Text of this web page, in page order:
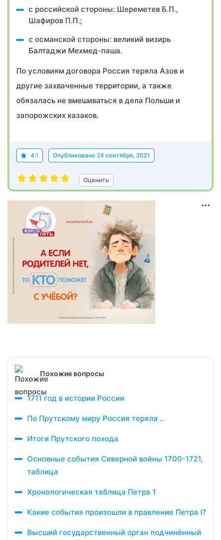
с российской стороны: Шереметев Б.П.,
Шафиров П.П.;
с османской стороны: великий визирь
Балтаджи Мехмед-паша.
По условиям договора Россия теряла Азов и
другие захваченные территории, а также
обязалась не вмешиваться в дела Польши и
запорожских казаков.
4.1 Опубликовано 24 сентября, 2021
Оценить
Похожие вопросы
1711 год в истории России
По Прутскому миру Россия теряла ..
Итоги Прутского похода
Основные события Северной войны 1700-1721,
таблица
Хронологическая таблица Петра 1
Какие события произошли в правление Петра I?
Высший государственный орган подчинённый